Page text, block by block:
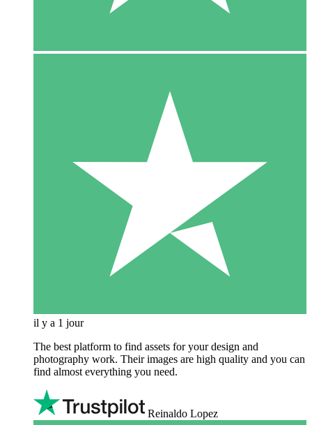
il y a 1 jour
The best platform to find assets for your design and
photography work. Their images are high quality and you can
find almost everything you need.
Reinaldo Lopez